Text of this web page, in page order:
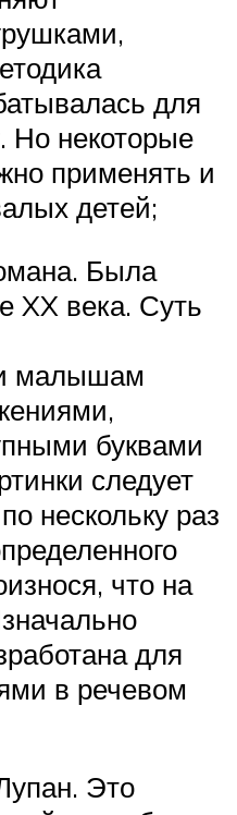
для
Но некоторые
применять и
детей;
Была
XX века. Суть
малышам
буквами
следует
нескольку раз
что на
для
в речевом
Это